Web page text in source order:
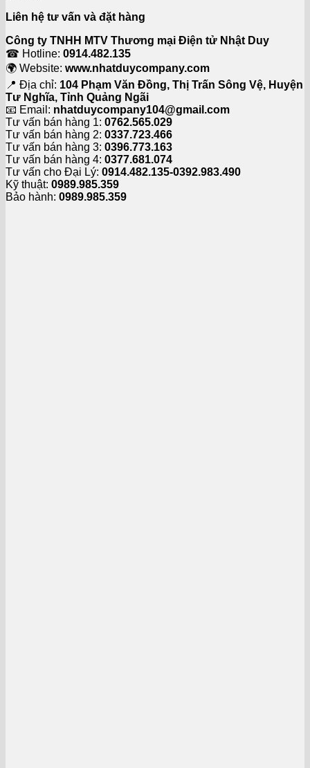
Liên hệ tư vấn và đặt hàng
Công ty TNHH MTV Thương mại Điện tử Nhật Duy
☎ Hotline: 0914.482.135
🌍 Website: www.nhatduycompany.com
📍 Địa chỉ: 104 Phạm Văn Đồng, Thị Trấn Sông Vệ, Huyện
Tư Nghĩa, Tỉnh Quảng Ngãi
📧 Email: nhatduycompany104@gmail.com
Tư vấn bán hàng 1: 0762.565.029
Tư vấn bán hàng 2: 0337.723.466
Tư vấn bán hàng 3: 0396.773.163
Tư vấn bán hàng 4: 0377.681.074
Tư vấn cho Đại Lý: 0914.482.135-0392.983.490
Kỹ thuật: 0989.985.359
Bảo hành: 0989.985.359